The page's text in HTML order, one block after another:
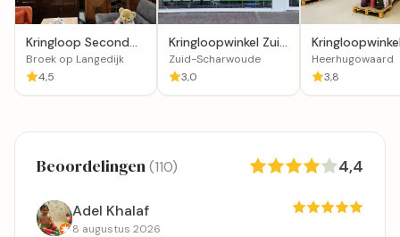
Kringloop Second
Chance in Broek op
Langedijk
Broek op Langedijk
4,5
Kringloopwinkel Zuid
Scharwoude in
Zuid-Scharwoude
Zuid-Scharwoude
3,0
RataPlan
Heerhugowaard
3,8
Beoordelingen(110) 4,4
Adel Khalaf
8 augustus 2026